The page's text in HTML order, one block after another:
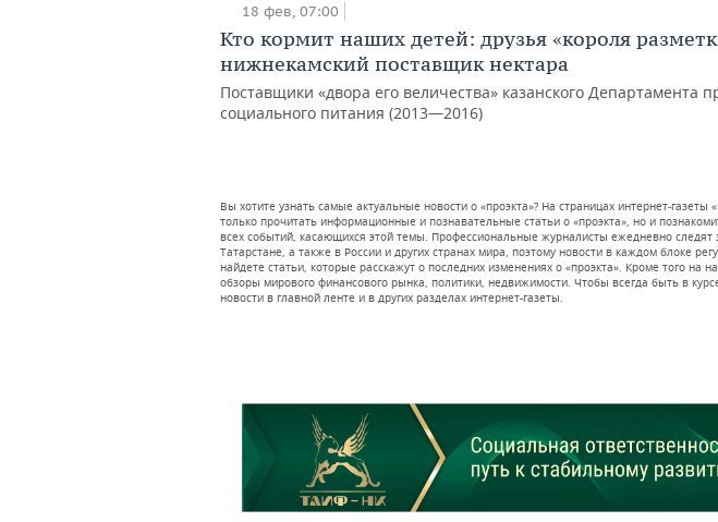
18 фев, 07:00
Кто кормит наших детей: друзья «короля
нижнекамский поставщик нектара
Поставщики «двора его величества» казанского Департамента
социального питания (2013—2016)
Вы хотите узнать самые актуальные новости о «проэкта»? На страницах интернет-
только прочитать информационные и познавательные статьи о «проэкта», но и
всех событий, касающихся этой темы. Профессиональные журналисты ежедневно следят
Татарстане, а также в России и других странах мира, поэтому новости в каждом блоке
найдете статьи, которые расскажут о последних изменениях о «проэкта». Кроме того на
обзоры мирового финансового рынка, политики, недвижимости. Чтобы всегда быть в
новости в главной ленте и в других разделах интернет-газеты.